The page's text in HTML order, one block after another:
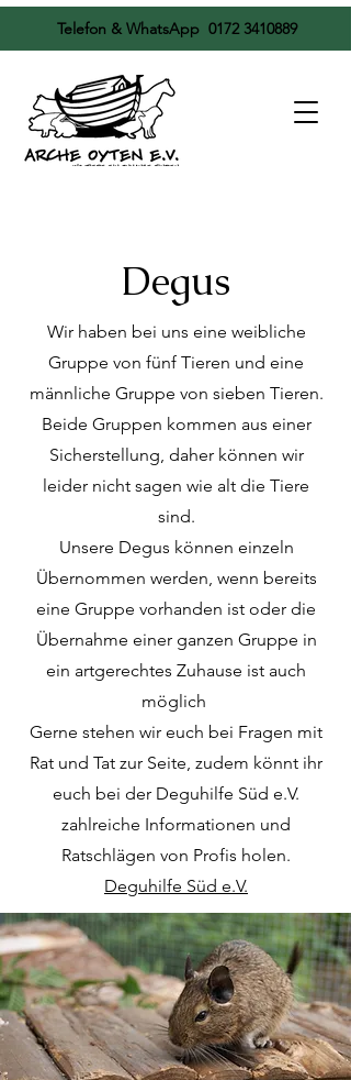
Telefon & WhatsApp 0172 3410889
Degus
Wir haben bei uns eine weibliche
Gruppe von fünf Tieren und eine
männliche Gruppe von sieben Tieren.
Beide Gruppen kommen aus einer
Sicherstellung, daher können wir
leider nicht sagen wie alt die Tiere
sind.
Unsere Degus können einzeln
Übernommen werden, wenn bereits
eine Gruppe vorhanden ist oder die
Übernahme einer ganzen Gruppe in
ein artgerechtes Zuhause ist auch
möglich
Gerne stehen wir euch bei Fragen mit
Rat und Tat zur Seite, zudem könnt ihr
euch bei der Deguhilfe Süd e.V.
zahlreiche Informationen und
Ratschlägen von Profis holen.
Deguhilfe Süd e.V.